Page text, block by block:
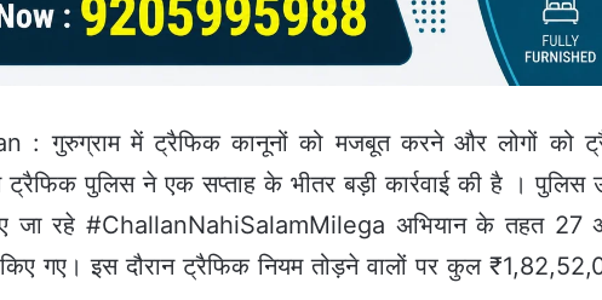
: गुरुग्राम में ट्रैफिक कानूनों को मजबूत करने और लोगों को
ट्रैफिक पुलिस ने एक सप्ताह के भीतर बड़ी कार्रवाई की है । पुलिस
जा रहे #ChallanNahiSalamMilega अभियान के तहत
गए। इस दौरान ट्रैफिक नियम तोड़ने वालों पर कुल